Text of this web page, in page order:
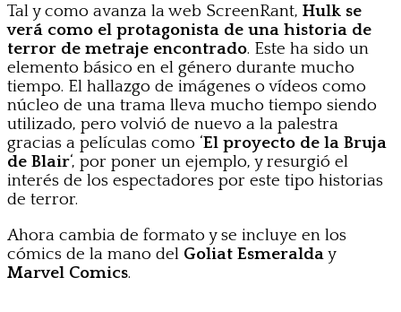
Tal y como avanza la web ScreenRant, Hulk se
verá como el protagonista de una historia de
terror de metraje encontrado. Este ha sido un
elemento básico en el género durante mucho
tiempo. El hallazgo de imágenes o vídeos como
núcleo de una trama lleva mucho tiempo siendo
utilizado, pero volvió de nuevo a la palestra
gracias a películas como ‘El proyecto de la Bruja
de Blair‘, por poner un ejemplo, y resurgió el
interés de los espectadores por este tipo historias
de terror.
Ahora cambia de formato y se incluye en los
cómics de la mano del Goliat Esmeralday
Marvel Comics.